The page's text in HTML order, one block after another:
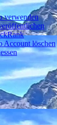
verwenden
Account löschen